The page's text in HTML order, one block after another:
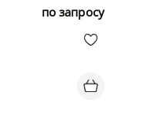
по запросу